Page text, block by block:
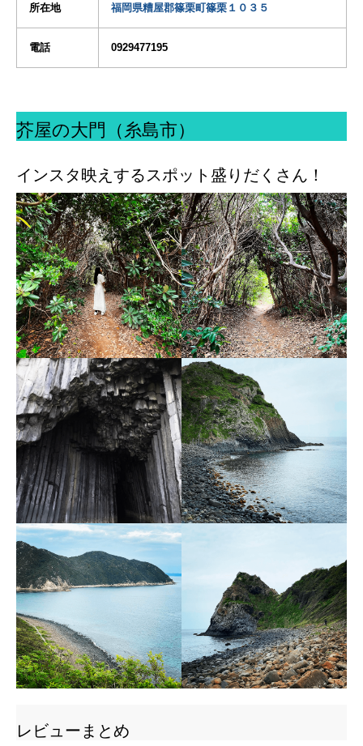
所在地 福岡県糟屋郡篠栗町篠栗１０３５
電話 0929477195
芥屋の大門（糸島市）
インスタ映えするスポット盛りだくさん！
レビューまとめ